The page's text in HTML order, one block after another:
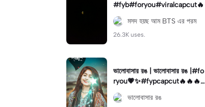
#fyb#foryou#viralcapcut🔥
মসদ হয়ছ আম BTS এর পরম
26.3K uses.
ভালোবাসার রঙ | ভালোবাসার রঙ |#fo
ryou💗✨#fypcapcut🔥🔥🔥
#fypcapcut🔥🔥🔥#fypツ⁠
ভালোবাসার রঙ